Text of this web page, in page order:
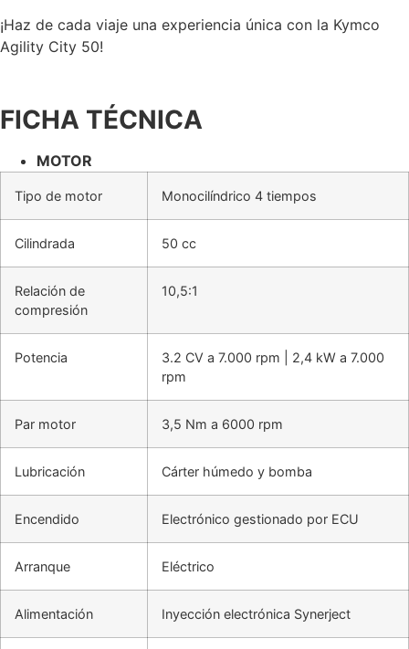
¡Haz de cada viaje una experiencia única con la Kymco
Agility City 50!
FICHA TÉCNICA
MOTOR
Tipo de motor Monocilíndrico 4 tiempos
Cilindrada 50 cc
Relación de
compresión
10,5:1
Potencia
3.2 CV a 7.000 rpm | 2,4 kW a 7.000
rpm
Par motor 3,5 Nm a 6000 rpm
Lubricación Cárter húmedo y bomba
Encendido Electrónico gestionado por ECU
Arranque Eléctrico
Alimentación Inyección electrónica Synerject